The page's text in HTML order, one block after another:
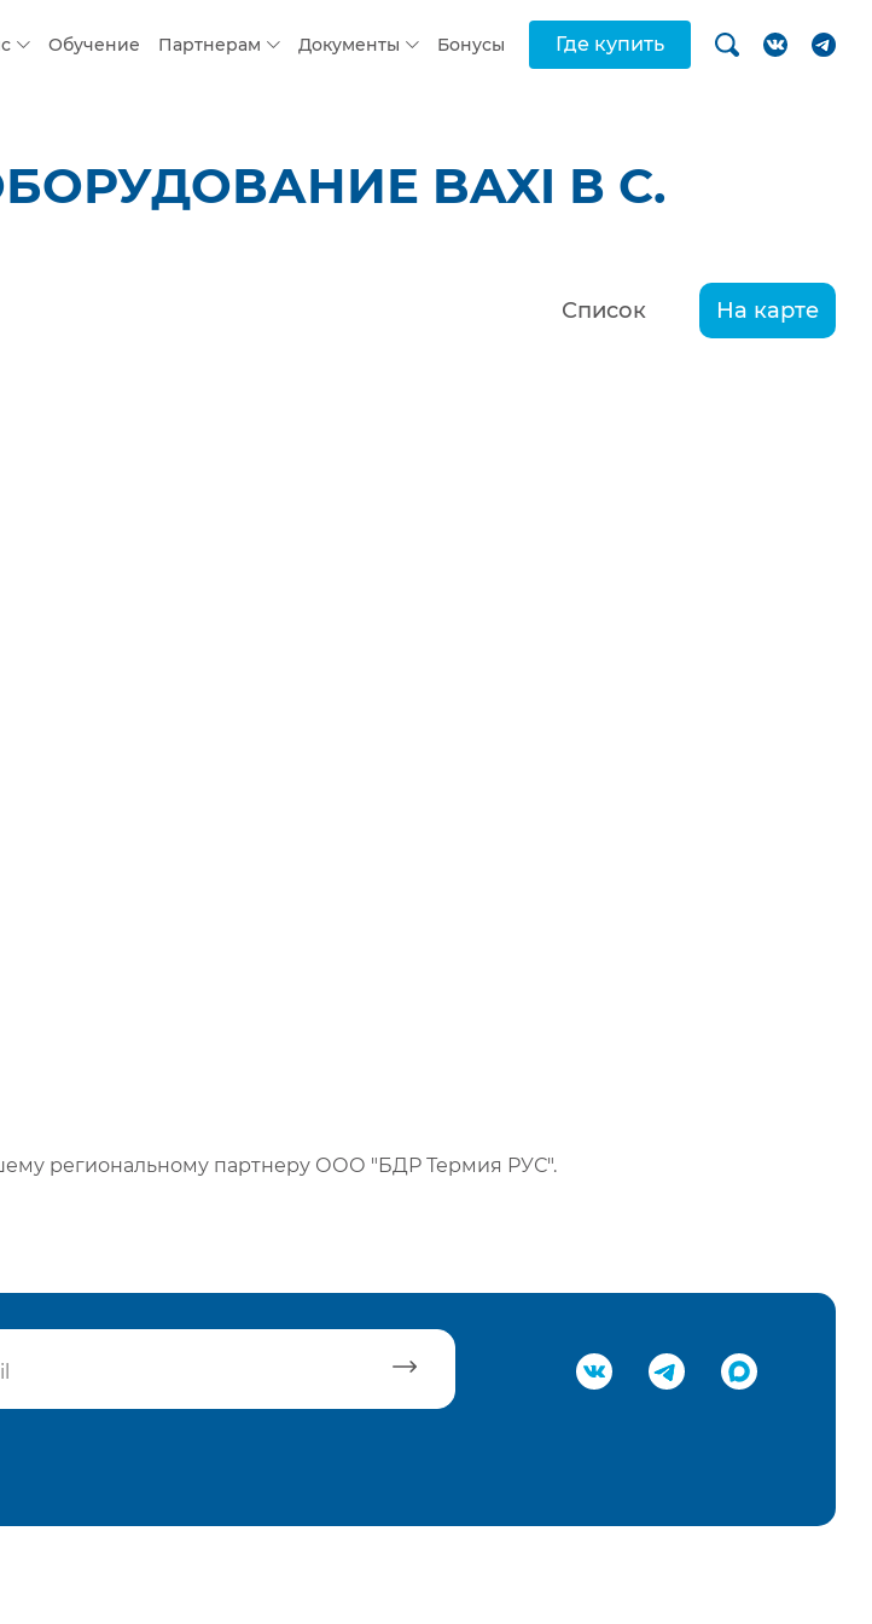
Обучение Партнерам Документы Бонусы Где купить
BAXI В С.
Список На карте
региональному партнеру ООО "БДР Термия РУС".